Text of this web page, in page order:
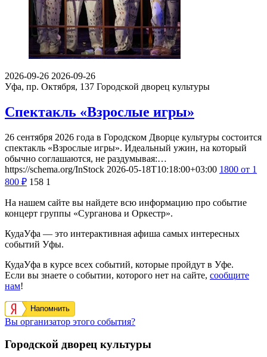
2026-09-26 2026-09-26
Уфа, пр. Октября, 137 Городской дворец культуры
Спектакль «Взрослые игры»
26 сентября 2026 года в Городском Дворце культуры состоится
спектакль «Взрослые игры». Идеальный ужин, на который
обычно соглашаются, не раздумывая:…
https://schema.org/InStock 2026-05-18T10:18:00+03:00 1800 от 1
800 ₽ 158 1
На нашем сайте вы найдете всю информацию про событие
концерт группы «Сурганова и Оркестр».
КудаУфа — это интерактивная афиша самых интересных
событий Уфы.
КудаУфа в курсе всех событий, которые пройдут в Уфе.
Если вы знаете о событии, которого нет на сайте, сообщите
нам!
Напомнить
Вы организатор этого события?
Городской дворец культуры